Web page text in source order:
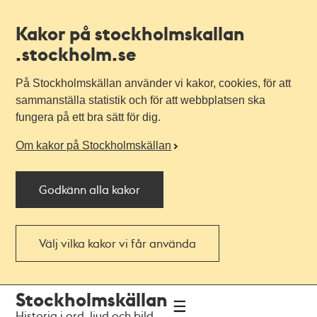
Kakor på stockholmskallan
.stockholm.se
På Stockholmskällan använder vi kakor, cookies, för att
sammanställa statistik och för att webbplatsen ska
fungera på ett bra sätt för dig.
Om kakor på Stockholmskällan
Godkänn alla kakor
Välj vilka kakor vi får använda
navigationen
huvudinnehållet
Stockholmskällan